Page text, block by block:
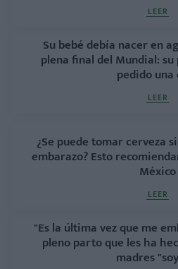
LEER
Su bebé debía nacer en
plena final del Mundial:
pedido una
LEER
¿Se puede tomar cerveza
embarazo? Esto
México
LEER
"Es la última vez que me
pleno parto que les ha
madres